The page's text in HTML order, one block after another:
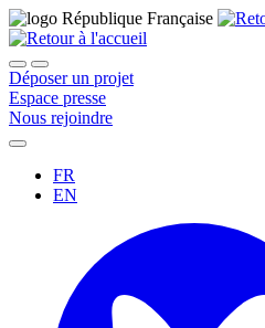
Déposer un projet
Espace presse
Nous rejoindre
FR
EN